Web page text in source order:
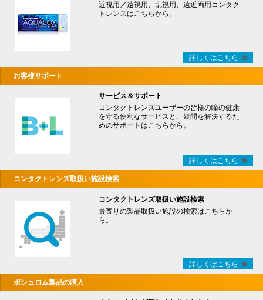
近視用／遠視用、乱視用、遠近両用コンタク
トレンズはこちらから。
詳しくはこちら
お客様サポート
サービス＆サポート
コンタクトレンズユーザーの皆様の瞳の健康
を守る便利なサービスと、疑問を解決するた
めのサポートはこちらから。
詳しくはこちら
コンタクトレンズ取扱い施設検索
コンタクトレンズ取扱い施設検索
最寄りの製品取扱い施設の検索はこちらか
ら。
詳しくはこちら
ボシュロム製品の購入